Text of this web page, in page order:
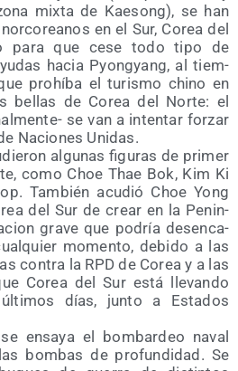
mix­ta de Kae­song), se han
en el Sur, Corea del
para que cese todo tipo de
hacia Pyong­yang, al tiem­
prohí­ba el turis­mo chino en
bellas de Corea del Nor­te: el
se van a inten­tar for­zar
Nacio­nes Unidas.
algu­nas figu­ras de pri­mer
como Choe Thae Bok, Kim Ki
Tam­bién acu­dió Choe Yong
del Sur de crear en la Penin­
gra­ve que podría des­en­ca­
momen­to, debi­do a las
con­tra la RPD de Corea y a las
Corea del Sur está lle­van­do
días, jun­to a Esta­dos
ensa­ya el bom­bar­deo naval
bom­bas de pro­fun­di­dad. Se